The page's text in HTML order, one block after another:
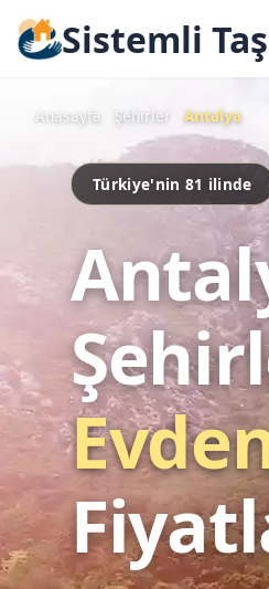
Sistemli
Anasayfa Şehirler Antalya
Türkiye'nin 81 ilinde